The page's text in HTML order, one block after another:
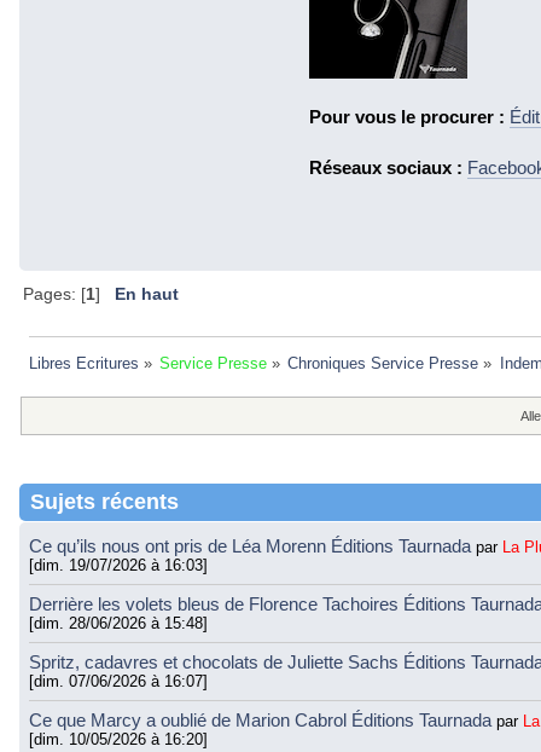
Pour vous le procurer :
Réseaux sociaux :
Pages: [1] En haut
Libres Ecritures » Service Presse» Chroniques Service Presse »
Sujets récents
Ce qu’ils nous ont pris de Léa Morenn Éditions Taurnada par La
[dim. 19/07/2026 à 16:03]
Derrière les volets bleus de Florence Tachoires Éditions
[dim. 28/06/2026 à 15:48]
Spritz, cadavres et chocolats de Juliette Sachs Éditions
[dim. 07/06/2026 à 16:07]
Ce que Marcy a oublié de Marion Cabrol Éditions Taurnada par
[dim. 10/05/2026 à 16:20]